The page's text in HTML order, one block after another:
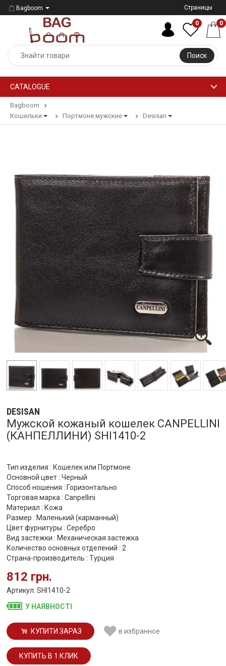
Bagboom Страницы
Поиск
0 0
CATALOGUE
Bagboom
Кошельки
Портмоне мужские Desisan
DESISAN
Мужской кожаный кошелек CANPELLINI
(КАНПЕЛЛИНИ) SHI1410-2
Тип изделия : Кошелек или Портмоне
Основной цвет : Черный
Способ ношения : Горизонтально
Торговая марка : Canpellini
Материал : Кожа
Размер : Маленький (карманный)
Цвет фурнитуры : Серебро
Вид застежки : Механическая застежка
Количество основных отделений : 2
Страна-производитель : Турция
812 грн.
Артикул: SHI1410-2
У НАЯВНОСТІ
КУПИТИ ЗАРАЗ в избранное